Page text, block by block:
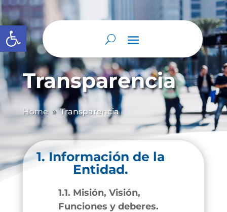
Abrir barra de herramientas
Transparencia
Home 9 Transparencia
1. Información de la
Entidad.
1.1. Misión, Visión,
Funciones y deberes.